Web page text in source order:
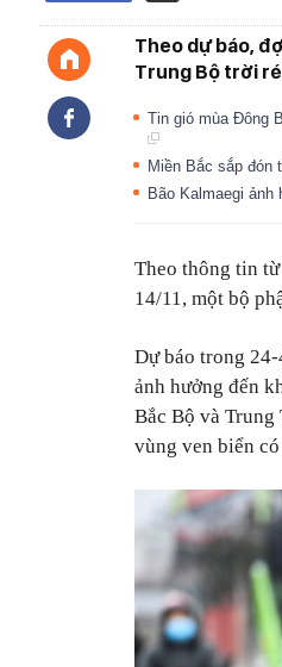
Theo dự báo,
Trung Bộ trời
Tin gió mùa Đông
Miền Bắc sắp đón
Bão Kalmaegi
Theo thông tin
14/11, một bộ
Dự báo trong
ảnh hưởng đến
Bắc Bộ và Trung
vùng ven biển